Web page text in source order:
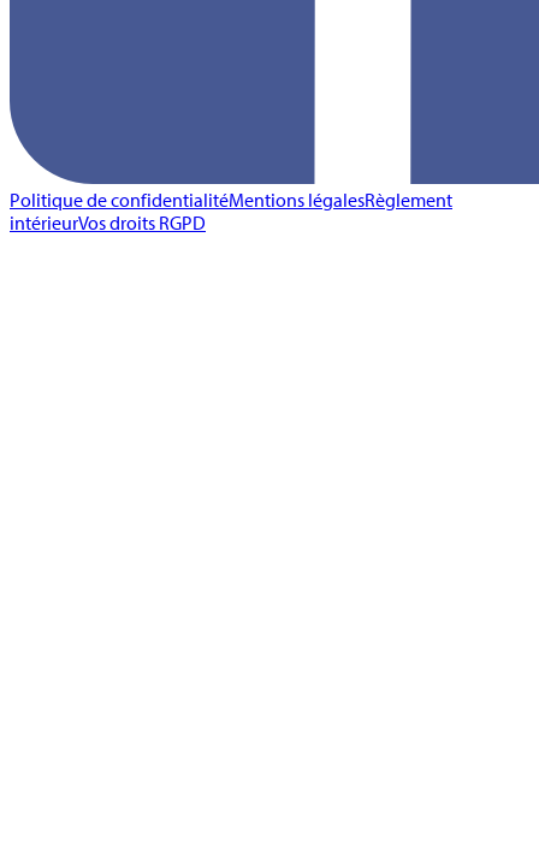
Politique de confidentialitéMentions légalesRèglement
intérieurVos droits RGPD